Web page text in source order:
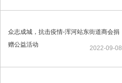
众志成城，抗击疫情-浑河站东街道商会捐
赠公益活动
2022-09-08